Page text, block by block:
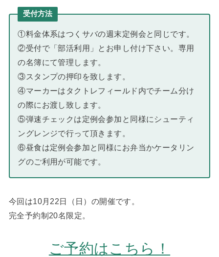
受付方法
①料金体系はつくサバの週末定例会と同じです。
②受付で「部活利用」とお申し付け下さい。専用
の名簿にて管理します。
③スタンプの押印を致します。
④マーカーはタクトレフィールド内でチーム分け
の際にお渡し致します。
⑤弾速チェックは定例会参加と同様にシューティ
ングレンジで行って頂きます。
⑥昼食は定例会参加と同様にお弁当かケータリン
グのご利用が可能です。
今回は10月22日（日）の開催です。
完全予約制20名限定。
ご予約はこちら！